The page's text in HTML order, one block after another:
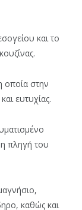
και το
οποία στην
ευτυχίας.
πληγή του
καθώς και